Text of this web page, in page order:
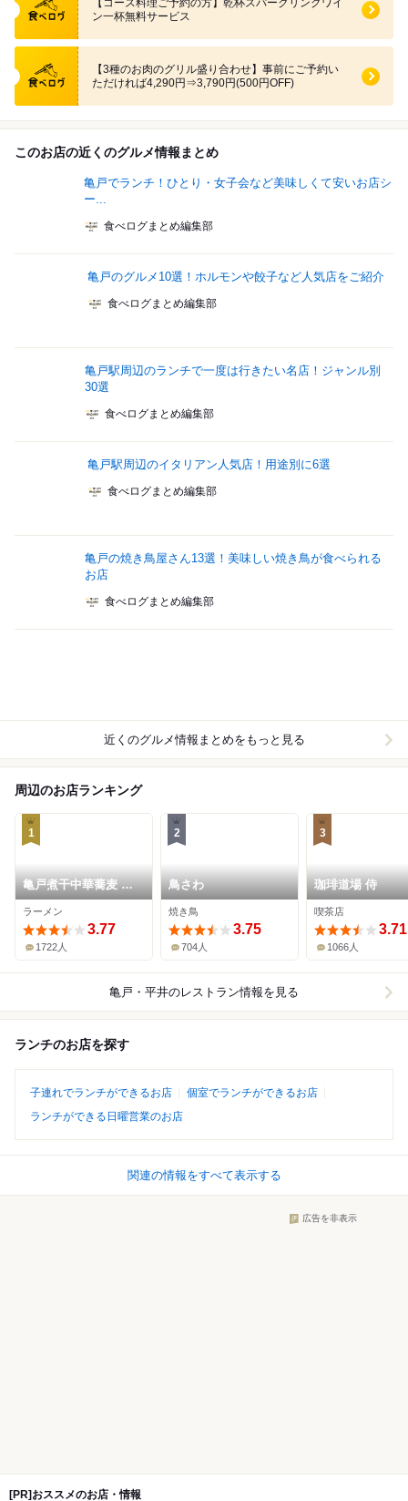
【コース料理ご予約の方】乾杯スパークリングワイ
ン一杯無料サービス
食べログ クーポン
【3種のお肉のグリル盛り合わせ】事前にご予約い
ただければ4,290円⇒3,790円(500円OFF)
このお店の近くのグルメ情報まとめ
亀戸でランチ！ひとり・女子会など美味しくて安いお店シ
ー...
食べログまとめ編集部
亀戸のグルメ10選！ホルモンや餃子など人気店をご紹介
食べログまとめ編集部
亀戸駅周辺のランチで一度は行きたい名店！ジャンル別
30選
食べログまとめ編集部
亀戸駅周辺のイタリアン人気店！用途別に6選
食べログまとめ編集部
亀戸の焼き鳥屋さん13選！美味しい焼き鳥が食べられる
お店
食べログまとめ編集部
近くのグルメ情報まとめをもっと見る
周辺のお店ランキング
1
亀戸煮干中華蕎麦 つ
きひ
ラーメン
3.77
1722人
2
鳥さわ
焼き鳥
3.75
704人
3
珈琲道場 侍
喫茶店
3.71
1066人
亀戸・平井のレストラン情報を見る
ランチのお店を探す
子連れでランチができるお店
個室でランチができるお店
ランチができる日曜営業のお店
関連の情報をすべて表示する
広告を非表示
[PR]おススメのお店・情報